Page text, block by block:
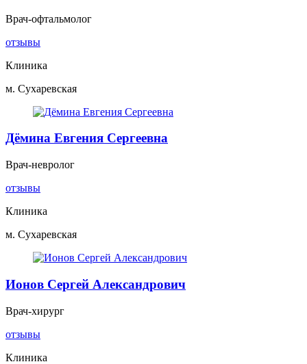
Врач-офтальмолог
отзывы
Клиника
м. Сухаревская
Дёмина Евгения Сергеевна
Врач-невролог
отзывы
Клиника
м. Сухаревская
Ионов Сергей Александрович
Врач-хирург
отзывы
Клиника